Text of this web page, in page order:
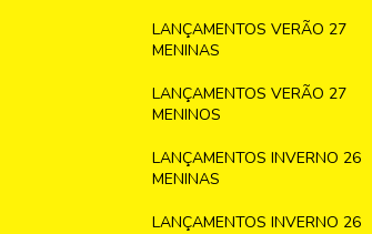
LANÇAMENTOS VERÃO 27
MENINAS
LANÇAMENTOS VERÃO 27
MENINOS
LANÇAMENTOS INVERNO 26
MENINAS
LANÇAMENTOS INVERNO 26